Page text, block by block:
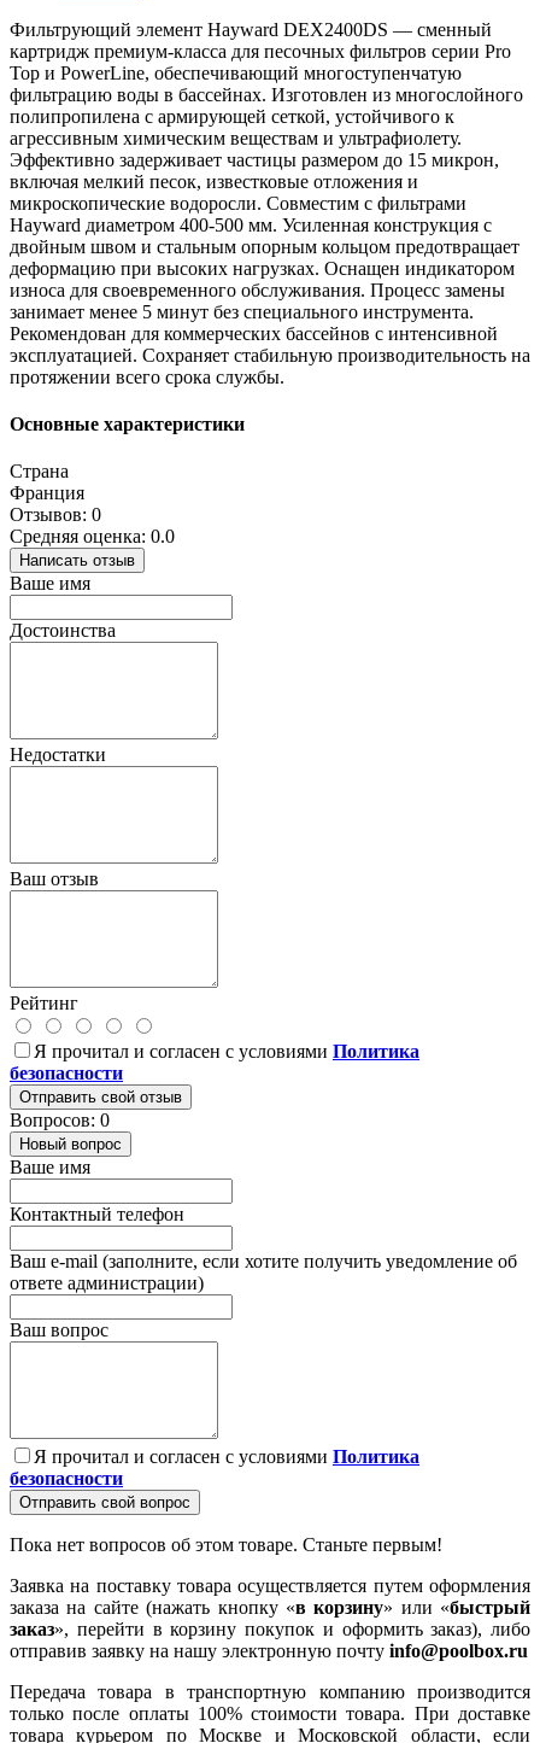
Фильтрующий элемент Hayward DEX2400DS — сменный
картридж премиум-класса для песочных фильтров серии Pro
Top и PowerLine, обеспечивающий многоступенчатую
фильтрацию воды в бассейнах. Изготовлен из многослойного
полипропилена с армирующей сеткой, устойчивого к
агрессивным химическим веществам и ультрафиолету.
Эффективно задерживает частицы размером до 15 микрон,
включая мелкий песок, известковые отложения и
микроскопические водоросли. Совместим с фильтрами
Hayward диаметром 400-500 мм. Усиленная конструкция с
двойным швом и стальным опорным кольцом предотвращает
деформацию при высоких нагрузках. Оснащен индикатором
износа для своевременного обслуживания. Процесс замены
занимает менее 5 минут без специального инструмента.
Рекомендован для коммерческих бассейнов с интенсивной
эксплуатацией. Сохраняет стабильную производительность на
протяжении всего срока службы.
Основные характеристики
Страна
Франция
Отзывов: 0
Средняя оценка: 0.0
Написать отзыв
Ваше имя
Достоинства
Недостатки
Ваш отзыв
Рейтинг
Я прочитал и согласен с условиями Политика
безопасности
Отправить свой отзыв
Вопросов: 0
Новый вопрос
Ваше имя
Контактный телефон
Ваш e-mail (заполните, если хотите получить уведомление об
ответе администрации)
Ваш вопрос
Я прочитал и согласен с условиями Политика
безопасности
Отправить свой вопрос
Пока нет вопросов об этом товаре. Станьте первым!
Заявка на поставку товара осуществляется путем оформления
заказа на сайте (нажать кнопку «в корзину» или «быстрый
заказ», перейти в корзину покупок и оформить заказ), либо
отправив заявку на нашу электронную почту info@poolbox.ru
Передача товара в транспортную компанию производится
только после оплаты 100% стоимости товара. При доставке
товара курьером по Москве и Московской области, если